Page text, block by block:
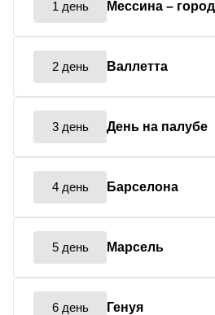
1 день Мессина –
2 день Валлетта
3 день День на палубе
4 день Барселона
5 день Марсель
6 день Генуя